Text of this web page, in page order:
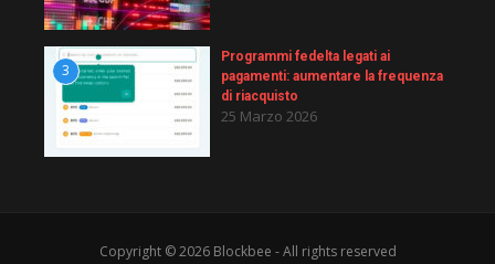
3
Programmi fedelta legati ai
pagamenti: aumentare la frequenza
di riacquisto
25 Marzo 2026
Copyright © 2026 Blockbee - All rights reserved